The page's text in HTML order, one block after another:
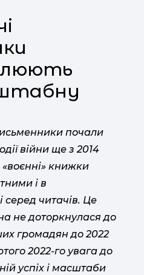
почали
війни ще з 2014
книжки
і в
серед читачів. Це
не доторкнулася до
громадян до 2022
2022-го увага до
успіх і масштаби